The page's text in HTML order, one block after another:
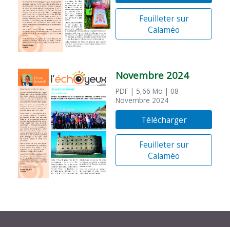
Feuilleter sur
Calaméo
Novembre 2024
PDF | 5,66 Mo | 08
Novembre 2024
Télécharger
Feuilleter sur
Calaméo